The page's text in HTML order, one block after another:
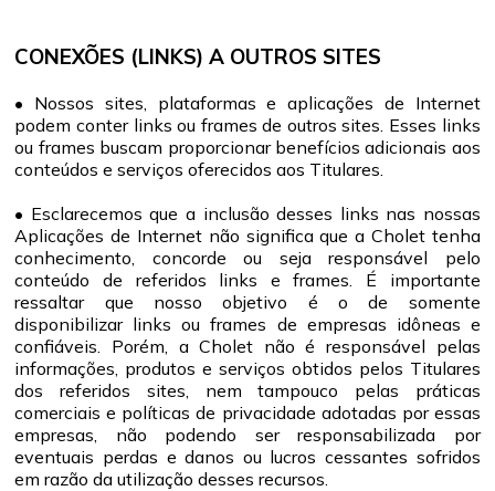
CONEXÕES (LINKS) A OUTROS SITES
• Nossos sites, plataformas e aplicações de Internet
podem conter links ou frames de outros sites. Esses links
ou frames buscam proporcionar benefícios adicionais aos
conteúdos e serviços oferecidos aos Titulares.
• Esclarecemos que a inclusão desses links nas nossas
Aplicações de Internet não significa que a Cholet tenha
conhecimento, concorde ou seja responsável pelo
conteúdo de referidos links e frames. É importante
ressaltar que nosso objetivo é o de somente
disponibilizar links ou frames de empresas idôneas e
confiáveis. Porém, a Cholet não é responsável pelas
informações, produtos e serviços obtidos pelos Titulares
dos referidos sites, nem tampouco pelas práticas
comerciais e políticas de privacidade adotadas por essas
empresas, não podendo ser responsabilizada por
eventuais perdas e danos ou lucros cessantes sofridos
em razão da utilização desses recursos.